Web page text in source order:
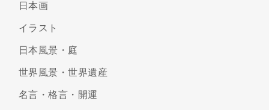
日本画
イラスト
日本風景・庭
世界風景・世界遺産
名言・格言・開運